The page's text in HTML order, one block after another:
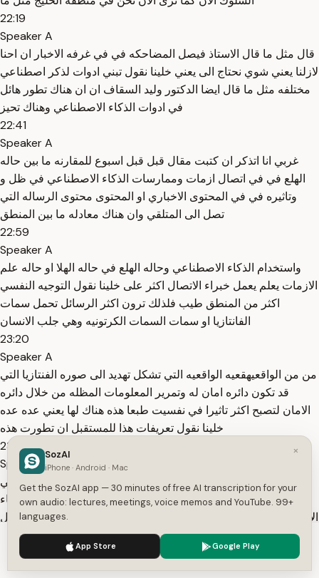
22:19
Speaker A
قال مثل ما قال الاستاذ فيصل المضاحكه في في غرفه الاخبار ان احنا
لازلنا يعني شوي نحتاج الى يعني خلينا نقول تبني ادوات لذكر اصطناعي
مختلفه مثل ما قال ايضا الدكتور وليد السقاف ان ان هناك تطور هائل
في ادوات الذكاء الاصطناعي وهناك تحيز
22:41
Speaker A
غربي انا اتذكر ان كتبت مقال قبل قبل اسبوع للمقارنه ما بين حاله
الهلع في في اتصال ازمات وممارسات الذكاء الاصطناعي في ظل و
وتاثيره في في المحتوى الاخباري او المحتوى محتوى الرساله التي
تصل الى المتلقي وان هناك معادله ما بين المنطق
22:59
Speaker A
واستخدام الذكاء الاصطناعي وحاله الهلع في حاله الهلا او حاله علم
الازمات يعلم يعمل خبراء الاتصال اكثر على خلينا نقول التوجيه النفسي
اكثر من المنطق طيب فلذلك ترون اكثر الرسائل تحمل سمات
الفانتازيا او سمات السمات الكرتونيه وهي جلب الانسان
23:20
Speaker A
من من الواقعيهقعيه الواقعيه التي تشكل تهديد الى صوره الفنتازيا التي
قد تكون دائره امان له وتمرير المعلومات المظله من خلال دائره
الامان لتصبح اكثر تاثيرا في نفسيت طبعا هذه هناك لها يعني عده عده
خلينا نقول تعريفات هذا للمستقبل ان تطورت هذه
23:43
Speaker A
الاداه من خلال التحكم ادخال العوامل النفسيه التي تدخل مؤقتا في
اتصال الازمات في تحقيق الرساله ودمجها كممارسها مع الذكاء
الاصطناعي فهناك خطر عظيم الان انا اطلب من كل واحد منا ان يسال
اي فرد في الاعلام انا قمت بهذه التجربه اي
24:02
Speaker A
We use cookies to enhance your experience.
×
SozAI
iPhone · Android · Mac
Get the SozAI app — 30 minutes of free AI transcription for your
own audio: lectures, meetings, voice memos and YouTube. 99+
languages.
App Store Google Play